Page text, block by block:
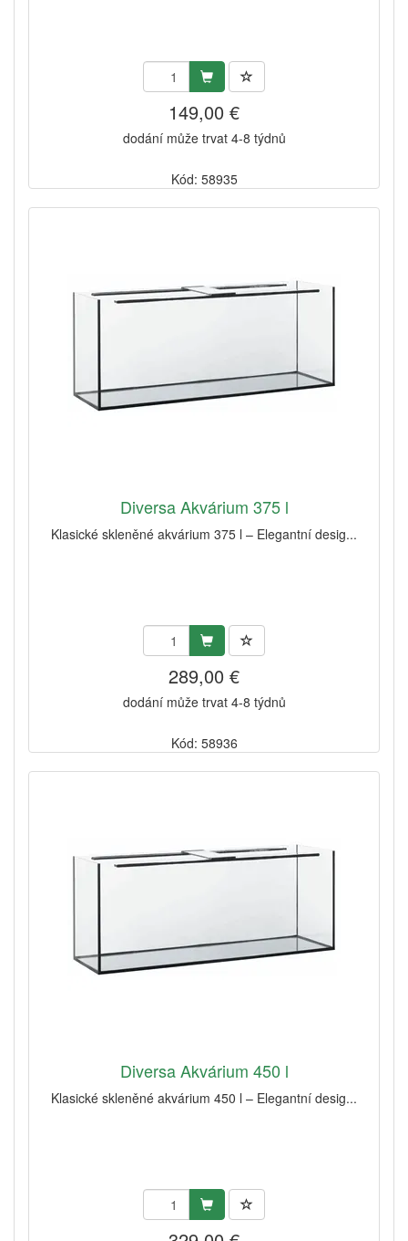
149,00 €
dodání může trvat 4-8 týdnů
Kód: 58935
Diversa Akvárium 375 l
Klasické skleněné akvárium 375 l – Elegantní desig...
289,00 €
dodání může trvat 4-8 týdnů
Kód: 58936
Diversa Akvárium 450 l
Klasické skleněné akvárium 450 l – Elegantní desig...